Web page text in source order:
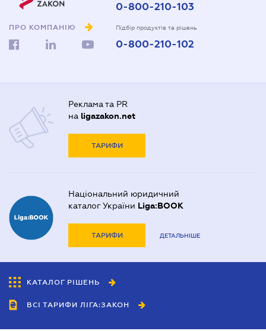
ПРО КОМПАНІЮ
0-800-210-103
Підбір продуктів та рішень
0-800-210-102
Реклама та PR
на ligazakon.net
ТАРИФИ
Національний юридичний
каталог України Liga:BOOK
ТАРИФИ ДЕТАЛЬНІШЕ
КАТАЛОГ РІШЕНЬ
ВСІ ТАРИФИ ЛІГА:ЗАКОН